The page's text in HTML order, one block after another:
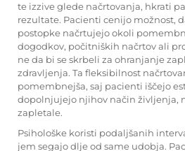
te izzive glede načrtovanja, hkrati
rezultate. Pacienti cenijo možnost,
postopke načrtujejo okoli
dogodkov, počitniških načrtov ali
ne da bi se skrbeli za ohranjanje
zdravljenja. Ta fleksibilnost
pomembnejša, saj pacienti iščejo
dopolnjujejo njihov način življenja,
zapletale.
Psihološke koristi podaljšanih
jem segajo dlje od same udobja.